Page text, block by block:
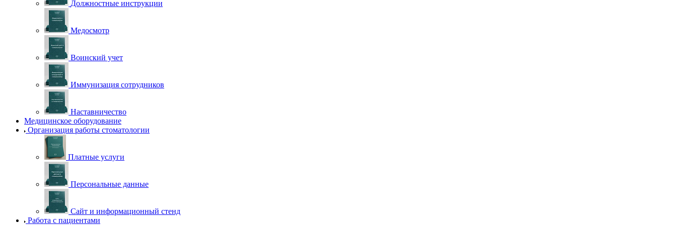
Должностные инструкции
Медосмотр
Воинский учет
Иммунизация сотрудников
Наставничество
Медицинское оборудование
Организация работы стоматологии
Платные услуги
Персональные данные
Сайт и информационный стенд
Работа с пациентами